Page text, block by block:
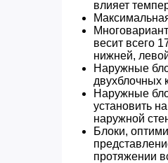
влияет
весит всего
нижней,
Наружные
двухблочных
Наружные
установить
наружной
Блоки,
протяжении